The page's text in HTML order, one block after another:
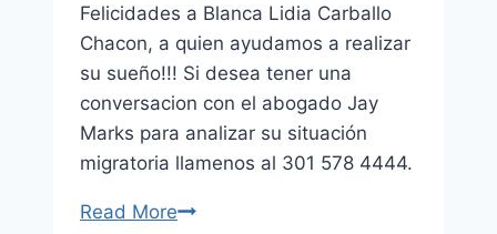
Felicidades a Blanca Lidia Carballo
Chacon, a quien ayudamos a realizar
su sueño!!! Si desea tener una
conversacion con el abogado Jay
Marks para analizar su situación
migratoria llamenos al 301 578 4444.
Read More